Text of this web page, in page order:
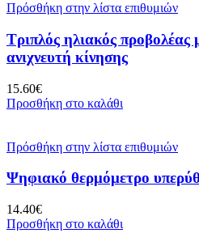
Πρόσθήκη στην λίστα επιθυμιών
Τριπλός ηλιακός
ανιχνευτή κίνησης
15.60€
Προσθήκη στο καλάθι
Πρόσθήκη στην λίστα επιθυμιών
Ψηφιακό θερμόμετρο
14.40€
Προσθήκη στο καλάθι